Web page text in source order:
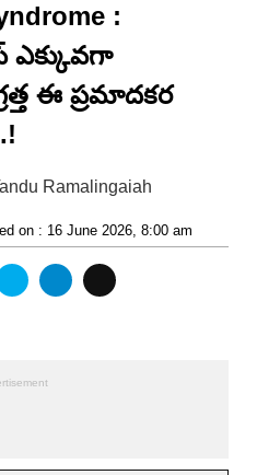
:
ఎక్కువగా
ఈ ప్రమాదకర
Ramalingaiah
on : 16 June 2026, 8:00 am